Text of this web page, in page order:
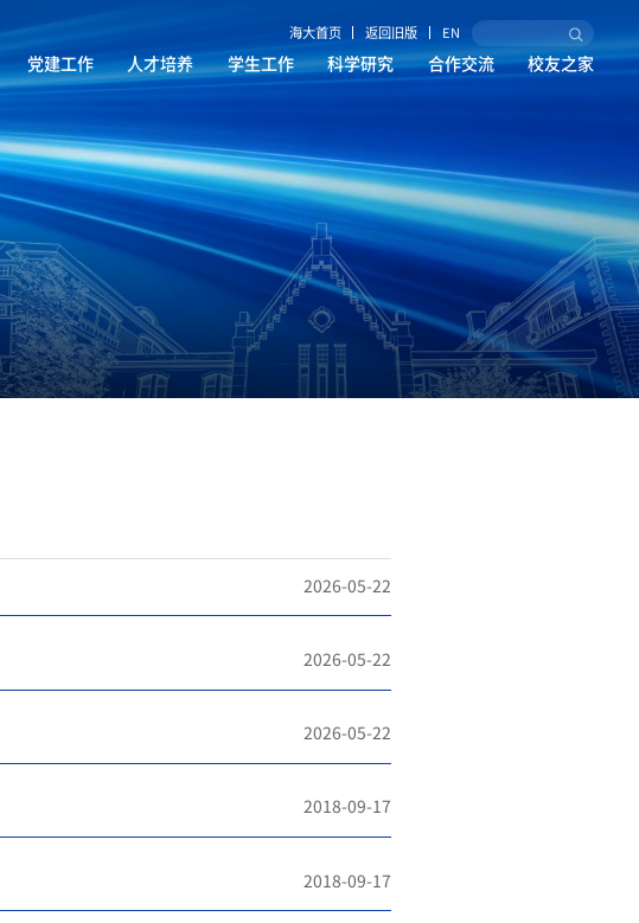
海大首页 返回旧版 EN
党建工作 人才培养 学生工作 科学研究 合作交流 校友之家
2026-05-22
2026-05-22
2026-05-22
2018-09-17
2018-09-17